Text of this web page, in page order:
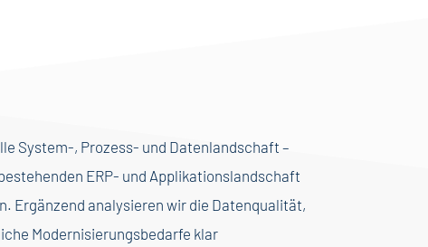
System-, Prozess- und Datenlandschaft –
ERP- und Applikationslandschaft
Ergänzend analysieren wir die Datenqualität,
Modernisierungsbedarfe klar